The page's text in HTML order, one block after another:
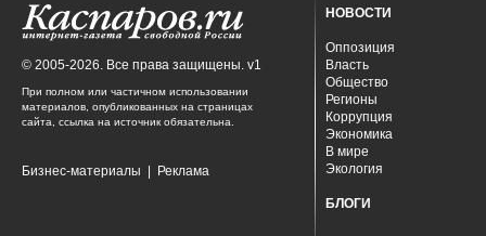
© 2005-2026. Все права защищены. v1
При полном или частичном использовании
материалов, опубликованных на страницах
сайта, ссылка на источник обязательна.
Бизнес-материалы Реклама
НОВОСТИ
Оппозиция
Власть
Общество
Регионы
Коррупция
Экономика
В мире
Экология
БЛОГИ